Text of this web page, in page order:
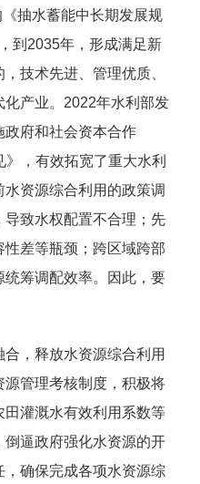
抽水蓄能中长期发展规
到2035年，形成满足新
技术先进、管理优质、
化产业。2022年水利部发
政府和社会资本合作
》，有效拓宽了重大水利
资源综合利用的政策调
致水权配置不合理；先
差等瓶颈；跨区域跨部
筹调配效率。因此，要
，释放水资源综合利用
管理考核制度，积极将
灌溉水有效利用系数等
逼政府强化水资源的开
确保完成各项水资源综